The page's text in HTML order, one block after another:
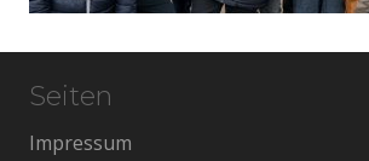
Seiten
Impressum